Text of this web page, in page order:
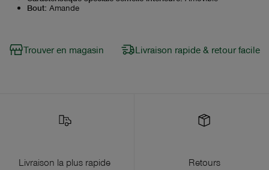
Bout: Amande
Trouver en magasin Livraison rapide & retour facile
Livraison la plus rapide
Retours